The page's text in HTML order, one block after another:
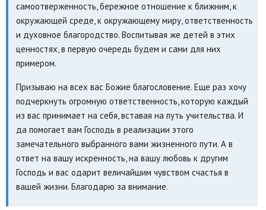
самоотверженность, бережное отношение к ближним, к
окружающей среде, к окружающему миру, ответственность
и духовное благородство. Воспитывая же детей в этих
ценностях, в первую очередь будем и сами для них
примером.
Призываю на всех вас Божие благословение. Еще раз хочу
подчеркнуть огромную ответственность, которую каждый
из вас принимает на себя, вставая на путь учительства. И
да помогает вам Господь в реализации этого
замечательного выбранного вами жизненного пути. А в
ответ на вашу искренность, на вашу любовь к другим
Господь и вас одарит величайшим чувством счастья в
вашей жизни. Благодарю за внимание.